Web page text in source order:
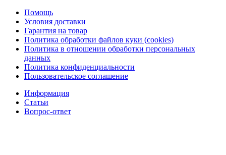
Помощь
Условия доставки
Гарантия на товар
Политика обработки файлов куки (cookies)
Политика в отношении обработки персональных
данных
Политика конфиденциальности
Пользовательское соглашение
Информация
Статьи
Вопрос-ответ